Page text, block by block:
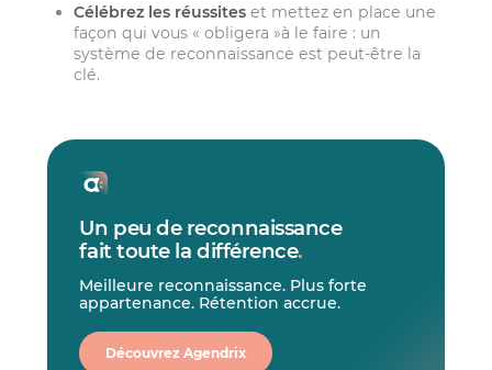
Célébrez les réussites et mettez en place une
façon qui vous « obligera »à le faire : un
système de reconnaissance est peut-être la
clé.
Un peu de reconnaissance
fait toute la différence.
Meilleure reconnaissance. Plus forte
appartenance. Rétention accrue.
Découvrez Agendrix